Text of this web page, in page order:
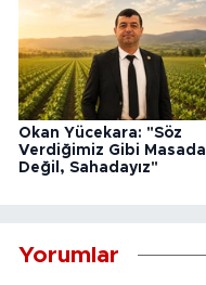
Okan Yücekara: "Söz
Verdiğimiz Gibi Masada
Değil, Sahadayız"
Yorumlar